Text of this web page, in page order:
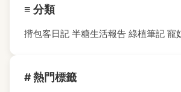
≡ 分類
揹包客日記 半糖生活報告 綠植筆記 寵
# 熱門標籤